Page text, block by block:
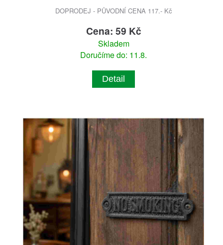
DOPRODEJ - PŮVODNÍ CENA 117.- Kč
Cena: 59 Kč
Skladem
Doručíme do: 11.8.
Detail